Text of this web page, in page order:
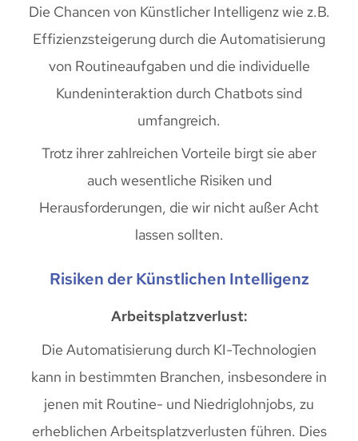
Die Chancen von Künstlicher Intelligenz wie z.B.
Effizienzsteigerung durch die Automatisierung
von Routineaufgaben und die individuelle
Kundeninteraktion durch Chatbots sind
umfangreich.
Trotz ihrer zahlreichen Vorteile birgt sie aber
auch wesentliche Risiken und
Herausforderungen, die wir nicht außer Acht
lassen sollten.
Risiken der Künstlichen Intelligenz
Arbeitsplatzverlust:
Die Automatisierung durch KI-Technologien
kann in bestimmten Branchen, insbesondere in
jenen mit Routine- und Niedriglohnjobs, zu
erheblichen Arbeitsplatzverlusten führen. Dies